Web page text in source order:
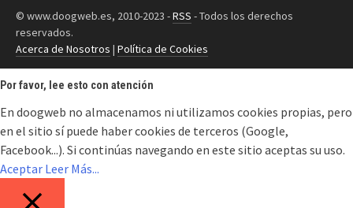
© www.doogweb.es, 2010-2023 -RSS - Todos los derechos
reservados.
Acerca de Nosotros | Política de Cookies
Por favor, lee esto con atención
En doogweb no almacenamos ni utilizamos cookies propias, pero
en el sitio sí puede haber cookies de terceros (Google,
Facebook...). Si continúas navegando en este sitio aceptas su uso.
Aceptar Leer Más...